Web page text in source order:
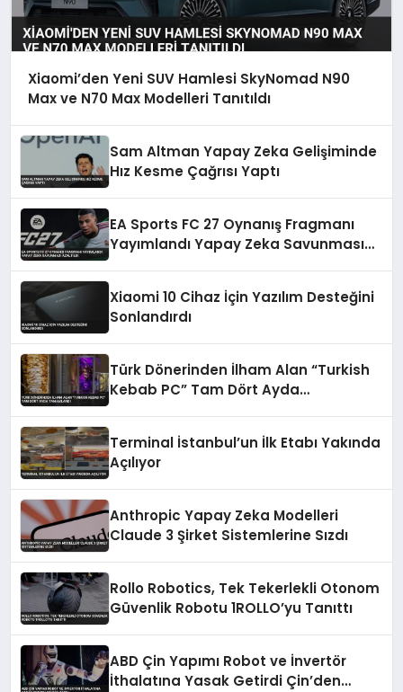
Xiaomi’den Yeni SUV Hamlesi SkyNomad N90
Max ve N70 Max Modelleri Tanıtıldı
Sam Altman Yapay Zeka Gelişiminde
Hız Kesme Çağrısı Yaptı
EA Sports FC 27 Oynanış Fragmanı
Yayımlandı Yapay Zeka Savunması
Xiaomi 10 Cihaz İçin Yazılım Desteğini
Sonlandırdı
Türk Dönerinden İlham Alan “Turkish
Kebab PC” Tam Dört Ayda
Terminal İstanbul’un İlk Etabı Yakında
Açılıyor
Anthropic Yapay Zeka Modelleri
Claude 3 Şirket Sistemlerine Sızdı
Rollo Robotics, Tek Tekerlekli Otonom
Güvenlik Robotu 1ROLLO’yu Tanıttı
ABD Çin Yapımı Robot ve İnvertör
İthalatına Yasak Getirdi Çin’den